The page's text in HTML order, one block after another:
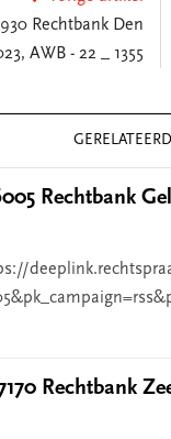
Rechtbank Den
AWB - 22 _ 1355
Rechtbank
Rechtbank